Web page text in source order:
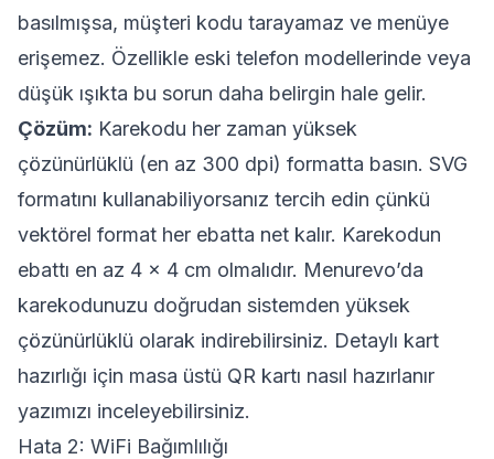
basılmışsa, müşteri kodu tarayamaz ve menüye
erişemez. Özellikle eski telefon modellerinde veya
düşük ışıkta bu sorun daha belirgin hale gelir.
Çözüm: Karekodu her zaman yüksek
çözünürlüklü (en az 300 dpi) formatta basın. SVG
formatını kullanabiliyorsanız tercih edin çünkü
vektörel format her ebatta net kalır. Karekodun
ebattı en az 4 x 4 cm olmalıdır. Menurevo’da
karekodunuzu doğrudan sistemden yüksek
çözünürlüklü olarak indirebilirsiniz. Detaylı kart
hazırlığı için masa üstü QR kartı nasıl hazırlanır
yazımızı inceleyebilirsiniz.
Hata 2: WiFi Bağımlılığı